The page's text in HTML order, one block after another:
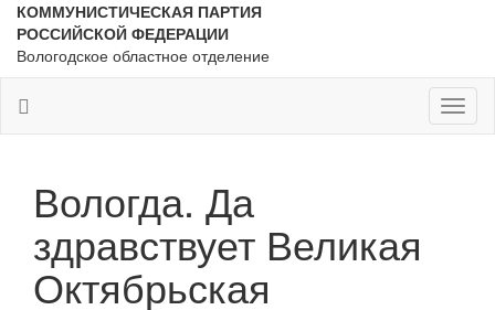
КОММУНИСТИЧЕСКАЯ ПАРТИЯ
РОССИЙСКОЙ ФЕДЕРАЦИИ
Вологодское областное отделение
Вологда. Да
здравствует Великая
Октябрьская